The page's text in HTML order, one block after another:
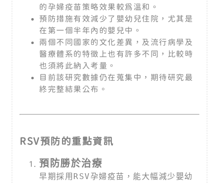
的孕婦疫苗策略效果較為溫和。
預防措施有效減少了嬰幼兒住院，尤其是
在第一個半年內的嬰兒中。
兩個不同國家的文化差異，及流行病學及
醫療體系的特徵上也有許多不同，比較時
也須將此納入考量。
目前該研究數據仍在蒐集中，期待研究最
終完整結果公布。
RSV預防的重點資訊
早期採用RSV孕婦疫苗，能大幅減少嬰幼